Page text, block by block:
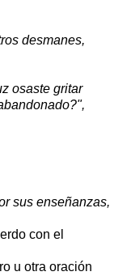
desmanes,
osaste gritar
sus enseñanzas,
con el
u otra oración